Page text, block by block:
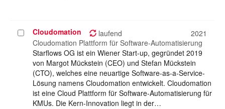
Projekt
auswählen
Cloudomation laufend
2021
Cloudomation Plattform für Software-Automatisierung
Starflows OG ist ein Wiener Start-up, gegründet 2019
von Margot Mückstein (CEO) und Stefan Mückstein
(CTO), welches eine neuartige Software-as-a-Service-
Lösung namens Cloudomation entwickelt. Cloudomation
ist eine Cloud Plattform für Software-Automatisierung für
KMUs. Die Kern-Innovation liegt in der…